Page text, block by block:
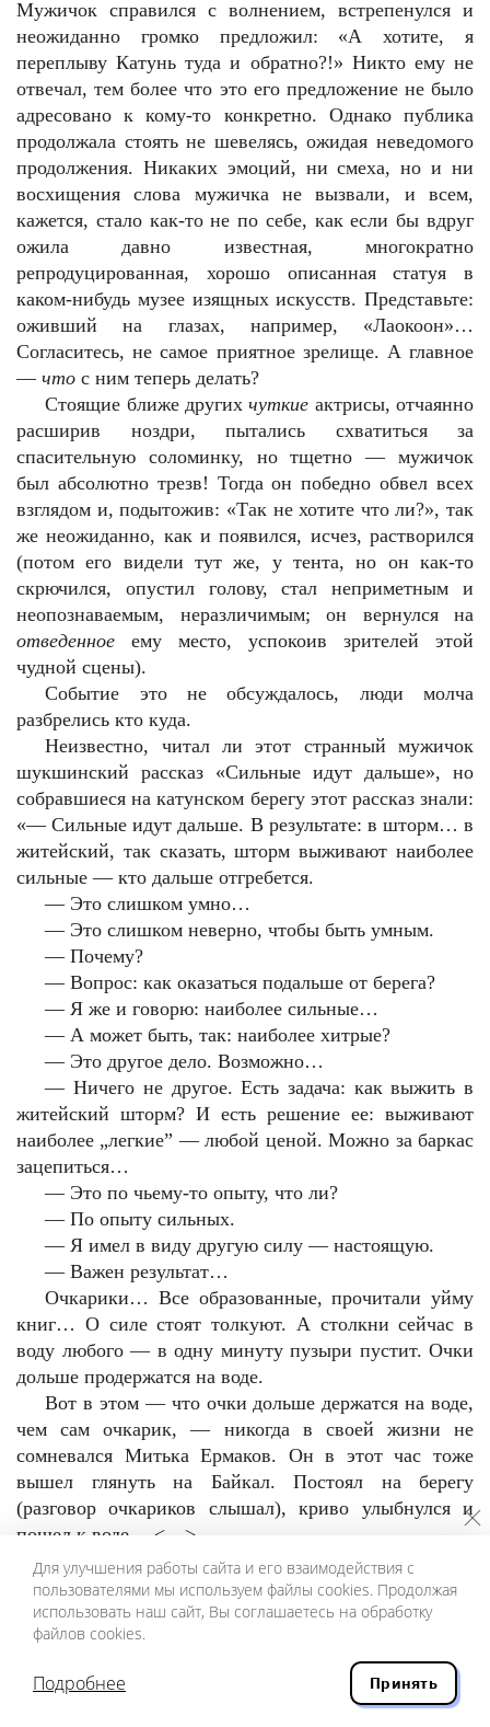
Мужичок справился с волнением, встрепенулся и
неожиданно громко предложил: «А хотите, я
переплыву Катунь туда и обратно?!» Никто ему не
отвечал, тем более что это его предложение не было
адресовано к кому-то конкретно. Однако публика
продолжала стоять не шевелясь, ожидая неведомого
продолжения. Никаких эмоций, ни смеха, но и ни
восхищения слова мужичка не вызвали, и всем,
кажется, стало как-то не по себе, как если бы вдруг
ожила давно известная, многократно
репродуцированная, хорошо описанная статуя в
каком-нибудь музее изящных искусств. Представьте:
оживший на глазах, например, «Лаокоон»…
Согласитесь, не самое приятное зрелище. А главное
— что с ним теперь делать?
Стоящие ближе другихчуткие актрисы, отчаянно
расширив ноздри, пытались схватиться за
спасительную соломинку, но тщетно — мужичок
был абсолютно трезв! Тогда он победно обвел всех
взглядом и, подытожив: «Так не хотите что ли?», так
же неожиданно, как и появился, исчез, растворился
(потом его видели тут же, у тента, но он как-то
скрючился, опустил голову, стал неприметным и
неопознаваемым, неразличимым; он вернулся на
отведенное ему место, успокоив зрителей этой
чудной сцены).
Событие это не обсуждалось, люди молча
разбрелись кто куда.
Неизвестно, читал ли этот странный мужичок
шукшинский рассказ «Сильные идут дальше», но
собравшиеся на катунском берегу этот рассказ знали:
«— Сильные идут дальше. В результате: в шторм… в
житейский, так сказать, шторм выживают наиболее
сильные — кто дальше отгребется.
— Это слишком умно…
— Это слишком неверно, чтобы быть умным.
—Почему?
—Вопрос: как оказаться подальше от берега?
—Я же и говорю: наиболее сильные…
—А может быть, так: наиболее хитрые?
— Это другое дело. Возможно…
—Ничего не другое. Есть задача: как выжить в
житейский шторм? И есть решение ее: выживают
наиболее „легкие” — любой ценой. Можно за баркас
зацепиться…
— Это по чьему-то опыту, что ли?
—По опыту сильных.
—Я имел в виду другую силу — настоящую.
—Важен результат…
Очкарики… Все образованные, прочитали уйму
книг… О силе стоят толкуют. А столкни сейчас в
воду любого — в одну минуту пузыри пустит. Очки
дольше продержатся на воде.
Вот в этом — что очки дольше держатся на воде,
чем сам очкарик, — никогда в своей жизни не
сомневался Митька Ермаков. Он в этот час тоже
вышел глянуть на Байкал. Постоял на берегу
(разговор очкариков слышал), криво улыбнулся и
пошел к воде… <…>
—Остановите его, он же захлебнется! —
вырвалось у девушки (девушка — еще и в
штанишках, черт бы их побрал с этими
штанишками. Моду взяли!)
—По-моему, он к своим тридцати шести добавил
Для улучшения работы сайта и его взаимодействия с
пользователями мы используем файлы cookies. Продолжая
использовать наш сайт, Вы соглашаетесь на обработку
файлов cookies.
Подробнее Принять